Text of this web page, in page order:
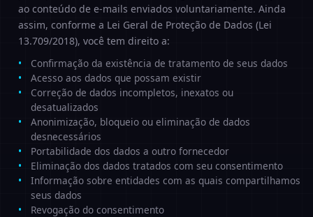
ao conteúdo de e-mails enviados voluntariamente. Ainda
assim, conforme a Lei Geral de Proteção de Dados (Lei
13.709/2018), você tem direito a:
Confirmação da existência de tratamento de seus dados
Acesso aos dados que possam existir
Correção de dados incompletos, inexatos ou
desatualizados
Anonimização, bloqueio ou eliminação de dados
desnecessários
Portabilidade dos dados a outro fornecedor
Eliminação dos dados tratados com seu consentimento
Informação sobre entidades com as quais compartilhamos
seus dados
Revogação do consentimento